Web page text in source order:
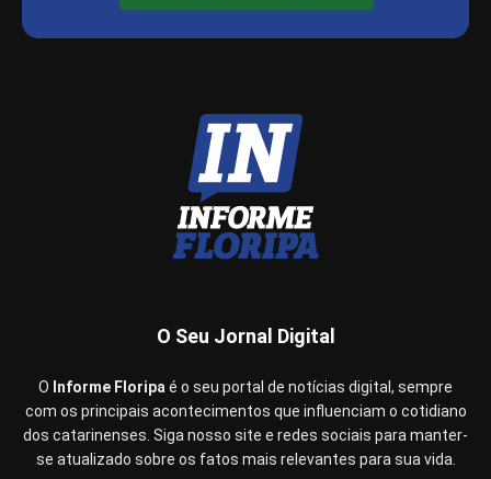
O Seu Jornal Digital
O Informe Floripaé o seu portal de notícias digital, sempre
com os principais acontecimentos que influenciam o cotidiano
dos catarinenses. Siga nosso site e redes sociais para manter-
se atualizado sobre os fatos mais relevantes para sua vida.